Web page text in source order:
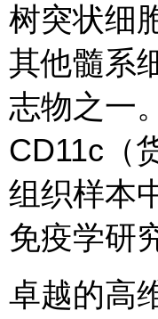
树突状细
其他髓系
志物之一
CD11c（
组织样本
免疫学研
卓越的高